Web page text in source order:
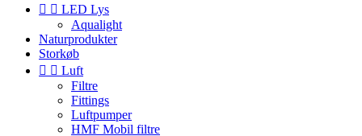
  LED Lys
Aqualight
Naturprodukter
Storkøb
  Luft
Filtre
Fittings
Luftpumper
HMF Mobil filtre